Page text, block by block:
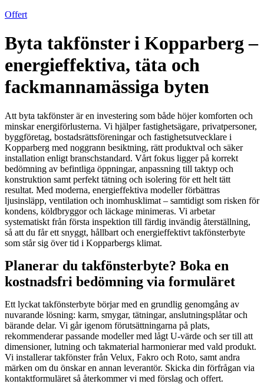
Offert
Byta takfönster i Kopparberg –
energieffektiva, täta och
fackmannamässiga byten
Att byta takfönster är en investering som både höjer komforten och
minskar energiförlusterna. Vi hjälper fastighetsägare, privatpersoner,
byggföretag, bostadsrättsföreningar och fastighetsutvecklare i
Kopparberg med noggrann besiktning, rätt produktval och säker
installation enligt branschstandard. Vårt fokus ligger på korrekt
bedömning av befintliga öppningar, anpassning till taktyp och
konstruktion samt perfekt tätning och isolering för ett helt tätt
resultat. Med moderna, energieffektiva modeller förbättras
ljusinsläpp, ventilation och inomhusklimat – samtidigt som risken för
kondens, köldbryggor och läckage minimeras. Vi arbetar
systematiskt från första inspektion till färdig invändig återställning,
så att du får ett snyggt, hållbart och energieffektivt takfönsterbyte
som står sig över tid i Kopparbergs klimat.
Planerar du takfönsterbyte? Boka en
kostnadsfri bedömning via formuläret
Ett lyckat takfönsterbyte börjar med en grundlig genomgång av
nuvarande lösning: karm, smygar, tätningar, anslutningsplåtar och
bärande delar. Vi går igenom förutsättningarna på plats,
rekommenderar passande modeller med lågt U-värde och ser till att
dimensioner, lutning och takmaterial harmonierar med vald produkt.
Vi installerar takfönster från Velux, Fakro och Roto, samt andra
märken om du önskar en annan leverantör. Skicka din förfrågan via
kontaktformuläret så återkommer vi med förslag och offert.